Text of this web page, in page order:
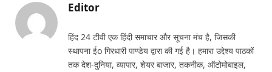
Editor
हिंद 24 टीवी एक हिंदी समाचार और सूचना मंच है, जिसकी
स्थापना ईo गिरधारी पाण्डेय द्वारा की गई है। हमारा उद्देश्य पाठकों
तक देश-दुनिया, व्यापार, शेयर बाजार, तकनीक, ऑटोमोबाइल,